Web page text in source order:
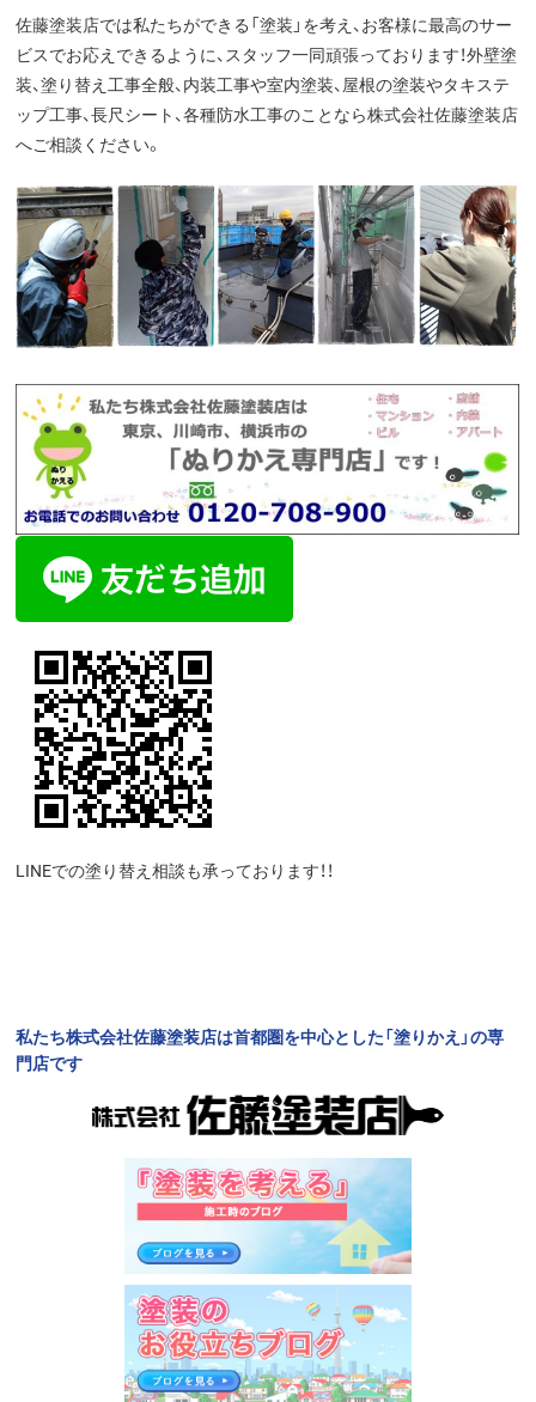
佐藤塗装店では私たちができる「塗装」を考え、お客様に最高のサー
ビスでお応えできるように、スタッフ一同頑張っております！外壁塗
装、塗り替え工事全般、内装工事や室内塗装、屋根の塗装やタキステ
ップ工事、長尺シート、各種防水工事のことなら株式会社佐藤塗装店
へご相談ください。
LINEでの塗り替え相談も承っております！！
私たち株式会社佐藤塗装店は首都圏を中心とした「塗りかえ」の専
門店です